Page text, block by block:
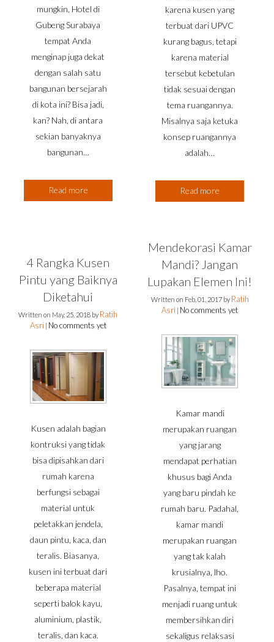
mungkin, Hotel di
Gubeng Surabaya
tempat Anda
menginap juga dekat
dengan salah satu
bangunan bersejarah
di kota ini? Bisa jadi,
kan? Nah, di antara
sekian banyaknya
bangunan…
Read more
karena kusen yang
terbuat dari UPVC
kurang bagus, tetapi
karena material
tersebut kebetulan
tidak sesuai dengan
tema ruangannya.
Misalnya saja ketuka
konsep ruangannya
adalah…
Read more
4 Rangka Kusen
Pintu yang Baiknya
Diketahui
Written on May, 25, 2018 by Ratih
Asri No comments yet
Kusen adalah bagian
kontruksi yang tidak
bisa dipisahkan dari
rumah karena
berfungsi sebagai
material untuk
peletakkan jendela,
daun pintu, kaca, dan
teralis. Biasanya,
kusen ini terbuat dari
beberapa material
seperti balok kayu,
aluminium, plastik,
teralis, dan kaca.
Mendekorasi Kamar
Mandi? Jangan
Lupakan Elemen Ini!
Written on Feb, 01, 2017 by Ratih
Asri No comments yet
Kamar mandi
merupakan ruangan
yang jarang
mendapat perhatian
khusus bagi Anda
yang baru pindah ke
rumah baru. Padahal,
kamar mandi
merupakan ruangan
yang tak kalah
krusialnya, lho.
Pasalnya, tempat ini
menjadi ruang untuk
membersihkan diri
sekaligus relaksasi